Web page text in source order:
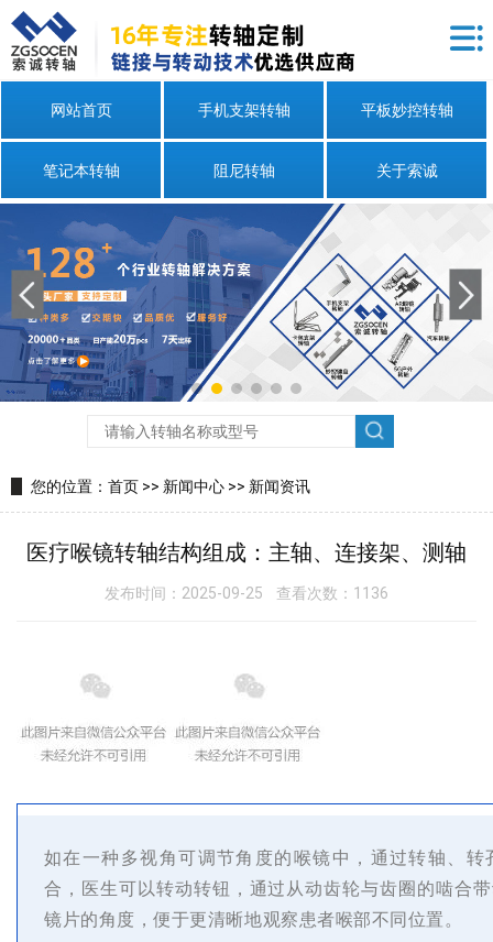
网站首页 手机支架转轴 平板妙控转轴
笔记本转轴 阻尼转轴 关于索诚
您的位置： 首页 >> 新闻中心 >> 新闻资讯
医疗喉镜转轴结构组成：主轴、连接架、测轴
发布时间：2025-09-25 查看次数：1136
如在一种多视角可调节角度的喉镜中，通过转轴、
合，医生可以转动转钮，通过从动齿轮与齿圈的啮合
镜片的角度，便于更清晰地观察患者喉部不同位置。